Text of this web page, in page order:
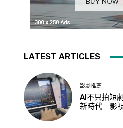
LATEST ARTICLES
影劇推薦
AI不只拍短
新時代 影